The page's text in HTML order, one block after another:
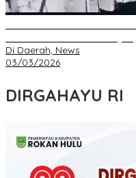
Di Daerah, News
03/03/2026
DIRGAHAYU RI